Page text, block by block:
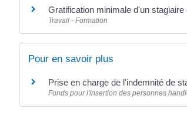
Gratification minimale d'un
Travail - Formation
Pour en savoir plus
Prise en charge de l'indemnité de
Fonds pour l'insertion des personnes